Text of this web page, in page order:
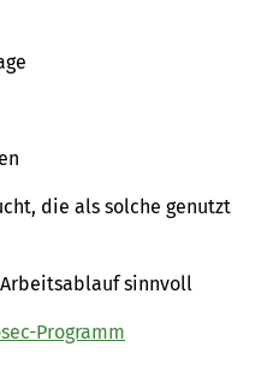
die als solche genutzt
sinnvoll
Programm